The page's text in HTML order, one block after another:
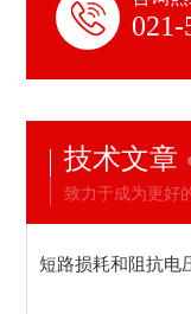
021-
技术文章
致力于成为更好
短路损耗和阻抗电